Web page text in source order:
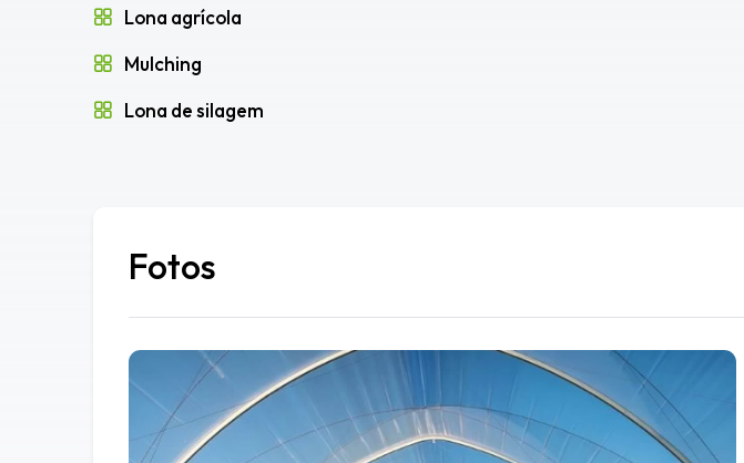
Lona agrícola
Mulching
Lona de silagem
Fotos